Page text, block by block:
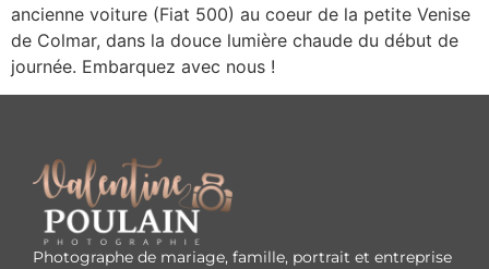
ancienne voiture (Fiat 500) au coeur de la petite Venise
de Colmar, dans la douce lumière chaude du début de
journée. Embarquez avec nous !
Photographe de mariage, famille, portrait et entreprise